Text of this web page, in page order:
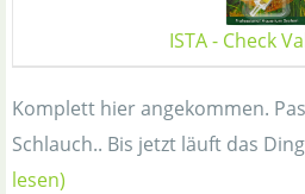
ISTA - Check
Komplett hier angekommen.
Schlauch.. Bis jetzt läuft das
lesen)